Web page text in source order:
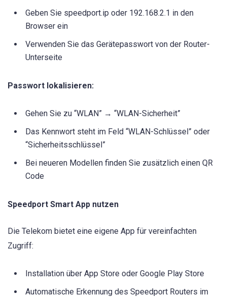
Geben Sie speedport.ip oder 192.168.2.1 in den
Browser ein
Verwenden Sie das Gerätepasswort von der Router-
Unterseite
Passwort lokalisieren:
Gehen Sie zu “WLAN” → “WLAN-Sicherheit”
Das Kennwort steht im Feld “WLAN-Schlüssel” oder
“Sicherheitsschlüssel”
Bei neueren Modellen finden Sie zusätzlich einen QR
Code
Speedport Smart App nutzen
Die Telekom bietet eine eigene App für vereinfachten
Zugriff:
Installation über App Store oder Google Play Store
Automatische Erkennung des Speedport Routers im